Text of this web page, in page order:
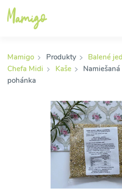
Mamigo Produkty
Balené
Chefa Midi
Kaše
pohánka